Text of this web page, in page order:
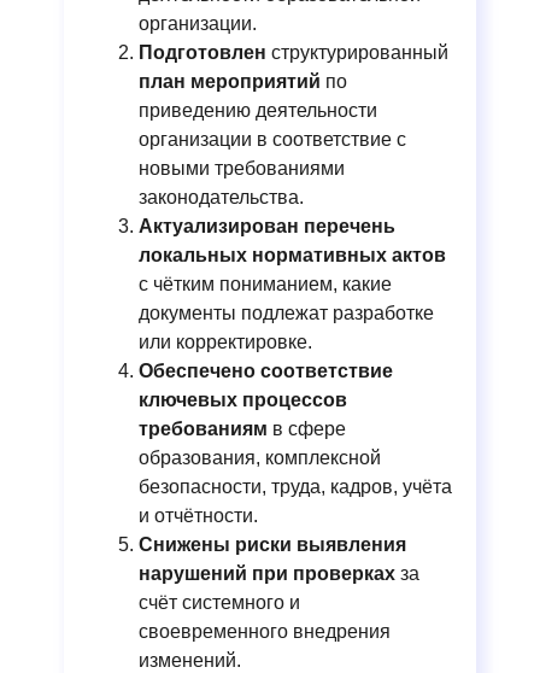
организации.
Подготовлен структурированный
план мероприятий по
приведению деятельности
организации в соответствие с
новыми требованиями
законодательства.
Актуализирован перечень
локальных нормативных актов
с чётким пониманием, какие
документы подлежат разработке
или корректировке.
Обеспечено соответствие
ключевых процессов
требованиям в сфере
образования, комплексной
безопасности, труда, кадров, учёта
и отчётности.
Снижены риски выявления
нарушений при проверках за
счёт системного и
своевременного внедрения
изменений.